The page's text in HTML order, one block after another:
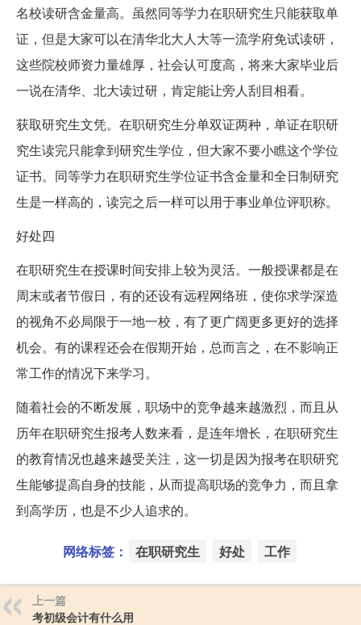
名校读研含金量高。虽然同等学力在职研究生只能获取单
证，但是大家可以在清华北大人大等一流学府免试读研，
这些院校师资力量雄厚，社会认可度高，将来大家毕业后
一说在清华、北大读过研，肯定能让旁人刮目相看。
获取研究生文凭。在职研究生分单双证两种，单证在职研
究生读完只能拿到研究生学位，但大家不要小瞧这个学位
证书。同等学力在职研究生学位证书含金量和全日制研究
生是一样高的，读完之后一样可以用于事业单位评职称。
好处四
在职研究生在授课时间安排上较为灵活。一般授课都是在
周末或者节假日，有的还设有远程网络班，使你求学深造
的视角不必局限于一地一校，有了更广阔更多更好的选择
机会。有的课程还会在假期开始，总而言之，在不影响正
常工作的情况下来学习。
随着社会的不断发展，职场中的竞争越来越激烈，而且从
历年在职研究生报考人数来看，是连年增长，在职研究生
的教育情况也越来越受关注，这一切是因为报考在职研究
生能够提高自身的技能，从而提高职场的竞争力，而且拿
到高学历，也是不少人追求的。
网络标签： 在职研究生 好处 工作
上一篇
考初级会计有什么用